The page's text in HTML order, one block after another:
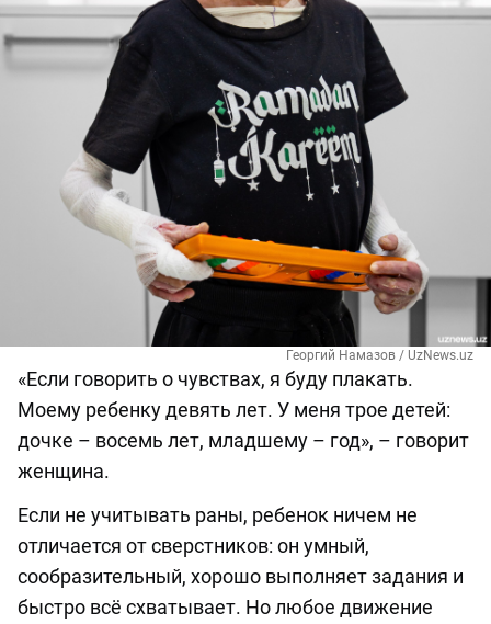
Георгий Намазов / UzNews.uz
«Если говорить о чувствах, я буду плакать.
Моему ребенку девять лет. У меня трое детей:
дочке – восемь лет, младшему – год», – говорит
женщина.
Если не учитывать раны, ребенок ничем не
отличается от сверстников: он умный,
сообразительный, хорошо выполняет задания и
быстро всё схватывает. Но любое движение